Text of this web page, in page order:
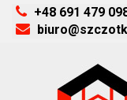
+48 691 479